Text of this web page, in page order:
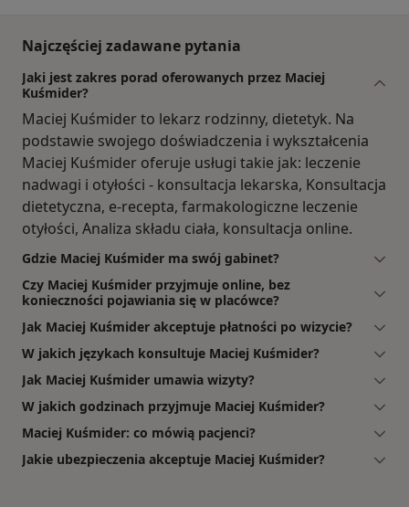
Najczęściej zadawane pytania
Jaki jest zakres porad oferowanych przez Maciej
Kuśmider?
Maciej Kuśmider to lekarz rodzinny, dietetyk. Na
podstawie swojego doświadczenia i wykształcenia
Maciej Kuśmider oferuje usługi takie jak: leczenie
nadwagi i otyłości - konsultacja lekarska, Konsultacja
dietetyczna, e-recepta, farmakologiczne leczenie
otyłości, Analiza składu ciała, konsultacja online.
Gdzie Maciej Kuśmider ma swój gabinet?
Czy Maciej Kuśmider przyjmuje online, bez
konieczności pojawiania się w placówce?
Jak Maciej Kuśmider akceptuje płatności po wizycie?
W jakich językach konsultuje Maciej Kuśmider?
Jak Maciej Kuśmider umawia wizyty?
W jakich godzinach przyjmuje Maciej Kuśmider?
Maciej Kuśmider: co mówią pacjenci?
Jakie ubezpieczenia akceptuje Maciej Kuśmider?